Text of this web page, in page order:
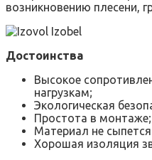
возникновению плесени,
Достоинства
Высокое
нагрузкам;
Экологическая
Простота в монтаже;
Материал не сыпется
Хорошая изоляция